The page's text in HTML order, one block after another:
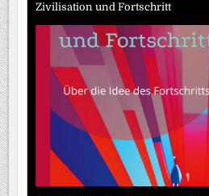
Zivilisation und Fortschritt